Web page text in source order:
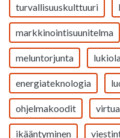
turvallisuuskulttuuri
markkinointisuunitelma
meluntorjunta
energiateknologia
ohjelmakoodit
ikääntyminen